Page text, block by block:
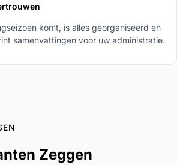
komt, is alles georganiseerd en
samenvattingen voor uw administratie.
Zeggen